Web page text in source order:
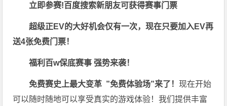
立即参赛!百度搜索新朋友可获得赛事门票
超级正EV的大好机会仅有一次，现在只要加入EV再
送4张免费门票！
福利 百w保底赛事 强势来袭！
免费赛史上最大变革 ”免费体验场”来了！现在开始
可以随时随地可以享受真实的游戏体验！我们提供丰富